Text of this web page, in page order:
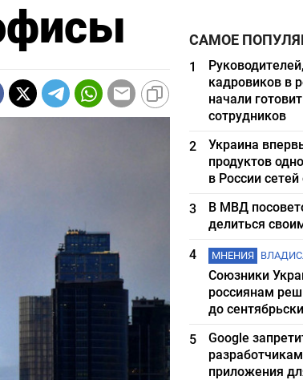
САМОЕ
1
кадровиков в
начали
сотрудников
2
Украина
продуктов
в России
3
В МВД
делиться
4
МНЕНИЯ
Союзники
россиянам
до
5
Google
приложения